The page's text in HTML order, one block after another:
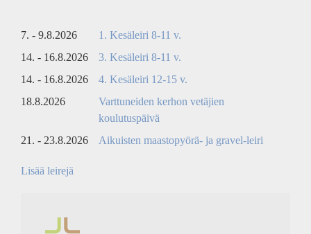
7. - 9.8.2026
1. Kesäleiri 8-11 v.
14. - 16.8.2026
3. Kesäleiri 8-11 v.
14. - 16.8.2026
4. Kesäleiri 12-15 v.
18.8.2026
Varttuneiden kerhon vetäjien
koulutuspäivä
21. - 23.8.2026
Aikuisten maastopyörä- ja gravel-leiri
Lisää leirejä